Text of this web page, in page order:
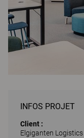
INFOS PROJET
Client :
Elgiganten Logistics